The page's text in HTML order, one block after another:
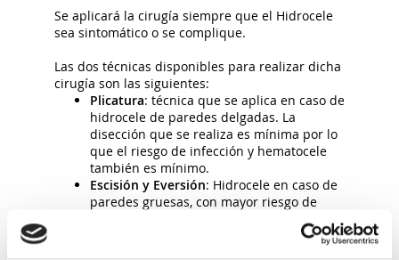
Se aplicará la cirugía siempre que el Hidrocele
sea sintomático o se complique.
Las dos técnicas disponibles para realizar dicha
cirugía son las siguientes:
Plicatura: técnica que se aplica en caso de
hidrocele de paredes delgadas. La
disección que se realiza es mínima por lo
que el riesgo de infección y hematocele
también es mínimo.
Escisión y Eversión: Hidrocele en caso de
paredes gruesas, con mayor riesgo de